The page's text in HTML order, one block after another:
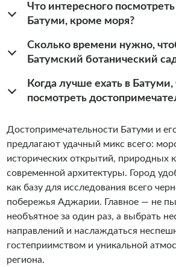
Что интересного посмотреть
Батуми, кроме моря?
Сколько времени нужно,
Батумский ботанический
Когда лучше ехать в
посмотреть
Достопримечательности Батуми и
предлагают удачный микс всего:
исторических открытий, природных
современной архитектуры. Город
как базу для исследования всего
побережья Аджарии. Главное — не
необъятное за один раз, а выбрать
направлений и наслаждаться
гостеприимством и уникальной
региона.